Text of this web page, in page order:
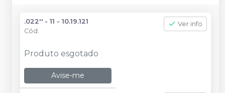
.022'' - 11 - 10.19.121
Cód.
Ver info
Produto esgotado
Avise-me